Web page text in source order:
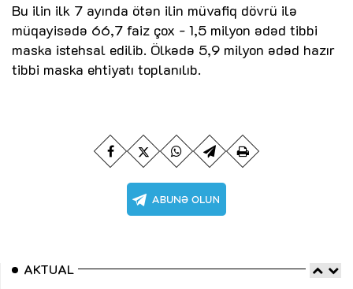
Bu ilin ilk 7 ayında ötən ilin müvafiq dövrü ilə
müqayisədə 66,7 faiz çox - 1,5 milyon ədəd tibbi
maska istehsal edilib. Ölkədə 5,9 milyon ədəd hazır
tibbi maska ehtiyatı toplanılıb.
AKTUAL